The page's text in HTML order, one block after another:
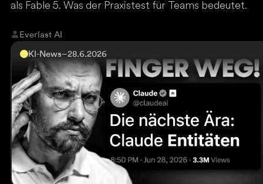
als Fable 5. Was der Praxistest für Teams bedeutet.
Everlast AI
KI-News–28.6.2026